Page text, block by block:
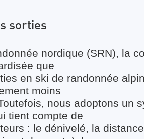
sorties
nordique (SRN), la
que
en ski de randonnée
moins
nous adoptons un
tient compte de
: le dénivelé, la